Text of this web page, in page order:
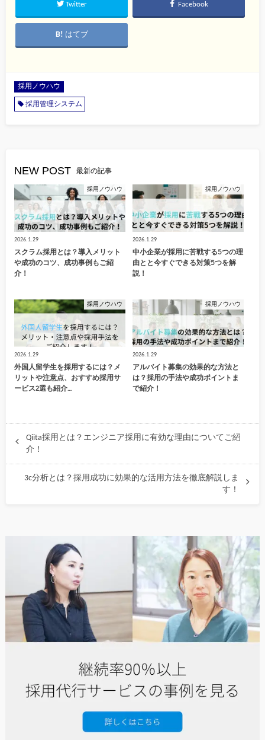
Twitter Facebook
はてブ
採用ノウハウ
採用管理システム
NEW POST 最新の記事
採用ノウハウ
2026.1.29
スクラム採用とは？導入メリット
や成功のコツ、成功事例もご紹
介！
採用ノウハウ
2026.1.29
中小企業が採用に苦戦する5つの理
由とと今すぐできる対策5つを解
説！
採用ノウハウ
2026.1.29
外国人留学生を採用するには？メ
リットや注意点、おすすめ採用サ
ービス2選も紹介…
採用ノウハウ
2026.1.29
アルバイト募集の効果的な方法と
は？採用の手法や成功ポイントま
で紹介！
Qiita採用とは？エンジニア採用に有効な理由についてご紹
介！
3c分析とは？採用成功に効果的な活用方法を徹底解説しま
す！